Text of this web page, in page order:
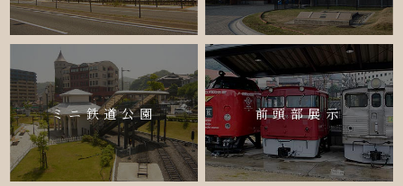
ミニ鉄道公園 前頭部展示